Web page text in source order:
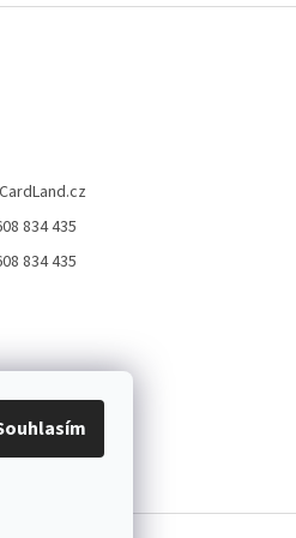
CardLand.cz
834 435
834 435